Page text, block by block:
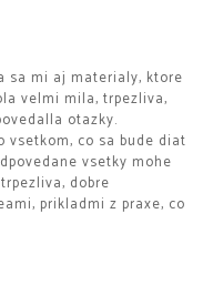
sa mi aj materialy, ktore
velmi mila, trpezliva,
otazky.
vsetkom, co sa bude diat
vsetky mohe
dobre
prikladmi z praxe, co